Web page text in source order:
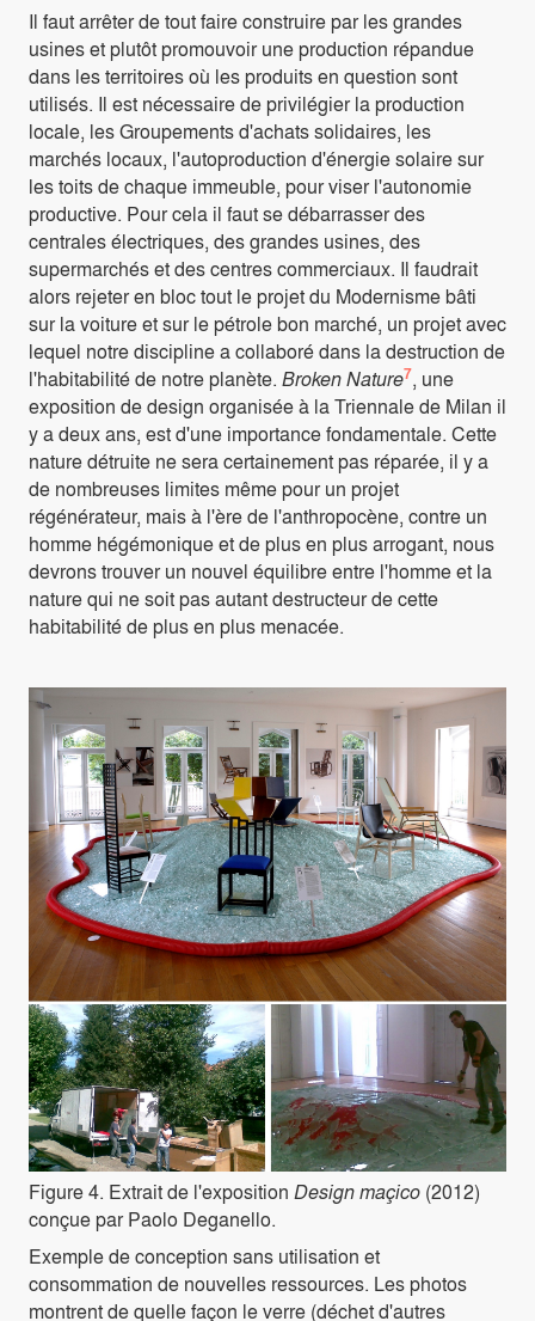
Il faut arrêter de tout faire construire par les grandes
usines et plutôt promouvoir une production répandue
dans les territoires où les produits en question sont
utilisés. Il est nécessaire de privilégier la production
locale, les Groupements d'achats solidaires, les
marchés locaux, l'autoproduction d'énergie solaire sur
les toits de chaque immeuble, pour viser l'autonomie
productive. Pour cela il faut se débarrasser des
centrales électriques, des grandes usines, des
supermarchés et des centres commerciaux. Il faudrait
alors rejeter en bloc tout le projet du Modernisme bâti
sur la voiture et sur le pétrole bon marché, un projet avec
lequel notre discipline a collaboré dans la destruction de
l'habitabilité de notre planète. Broken Nature7, une
exposition de design organisée à la Triennale de Milan il
y a deux ans, est d'une importance fondamentale. Cette
nature détruite ne sera certainement pas réparée, il y a
de nombreuses limites même pour un projet
régénérateur, mais à l'ère de l'anthropocène, contre un
homme hégémonique et de plus en plus arrogant, nous
devrons trouver un nouvel équilibre entre l'homme et la
nature qui ne soit pas autant destructeur de cette
habitabilité de plus en plus menacée.
Figure 4. Extrait de l'exposition Design maçico (2012)
conçue par Paolo Deganello.
Exemple de conception sans utilisation et
consommation de nouvelles ressources. Les photos
montrent de quelle façon le verre (déchet d'autres